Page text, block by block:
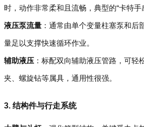
时，动作非常柔和且流畅，典型的“卡特手
液压泵流量 ：通常由单个变量柱塞泵和后
量足以支撑快速循环作业。
辅助液压 ：标配双向辅助液压管路，可轻
夹、螺旋钻等属具，通用性很强。
3. 结构件与行走系统